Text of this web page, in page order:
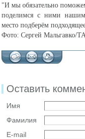
"И мы обязательно
поделимся с ними нашим
место подберём
Фото: Сергей Мальгавко/
Оставить
Имя
Фамилия
E-mail